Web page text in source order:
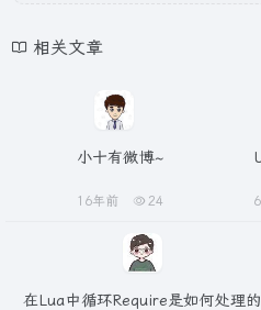
相关文章
小十有微博~
16年前 24
在Lua中循环Require是如何处理的